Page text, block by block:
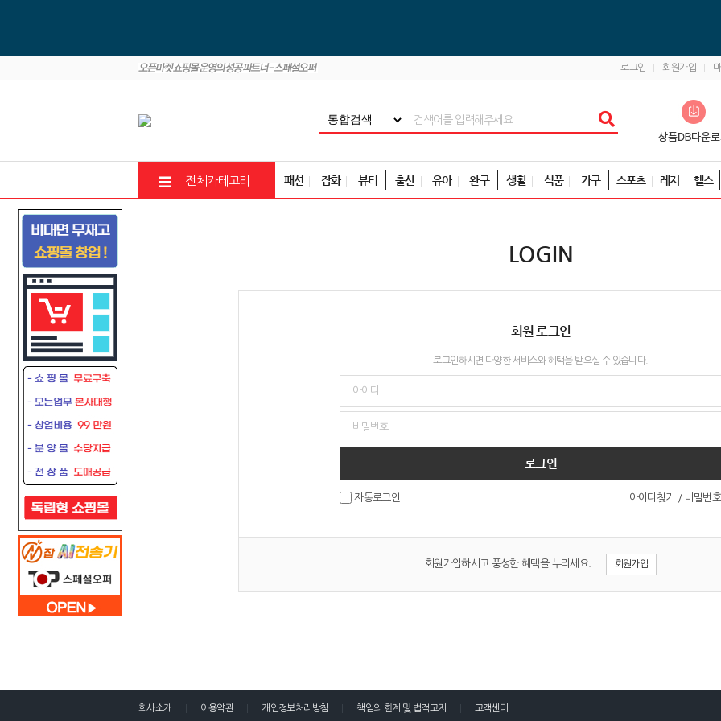
로그인 회원가입
전체카테고리 패션 잡화 뷰티 출산 유아 완구 생활 식품 가구 스포츠 레저 헬스
LOGIN
회원 로그인
로그인하시면 다양한 서비스와 혜택을 받으실 수 있습니다.
로그인
자동로그인 아이디찾기 / 비밀번
회원가입하시고 풍성한 혜택을 누리세요. 회원가입
회사소개 이용약관 개인정보처리방침 책임의 한계 및 법적고지 고객센터